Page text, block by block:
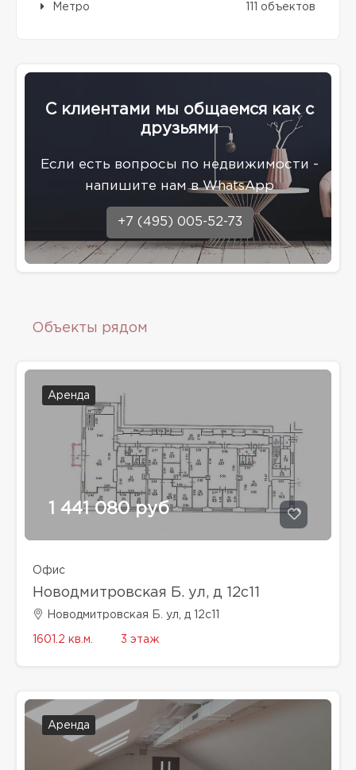
Метро 111 объектов
С клиентами мы общаемся как с
друзьями
Eсли есть вопросы по недвижимости -
напишите нам в WhatsApp
+7 (495) 005-52-73
Объекты рядом
Аренда
1 441 080 руб
Офис
Новодмитровская Б. ул, д 12с11
Новодмитровская Б. ул, д 12с11
1601.2 кв.м. 3 этаж
Аренда